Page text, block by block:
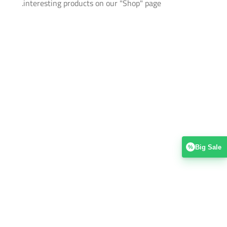
interesting products on our "Shop" page.
% Big Sale